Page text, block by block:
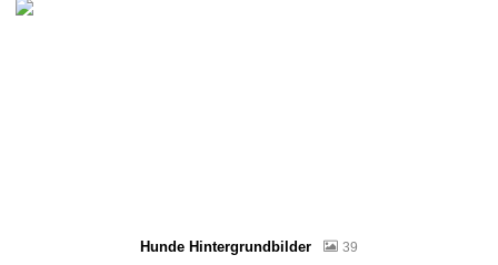
Hunde Hintergrundbilder 39